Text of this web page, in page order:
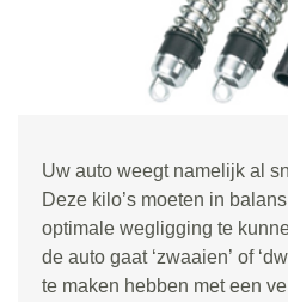
Uw auto weegt namelijk al
Deze kilo’s moeten in
optimale wegligging te
de auto gaat ‘zwaaien’ of ‘
te maken hebben met een